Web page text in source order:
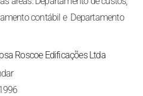
contábil e Departamento
Roscoe Edificações Ltda